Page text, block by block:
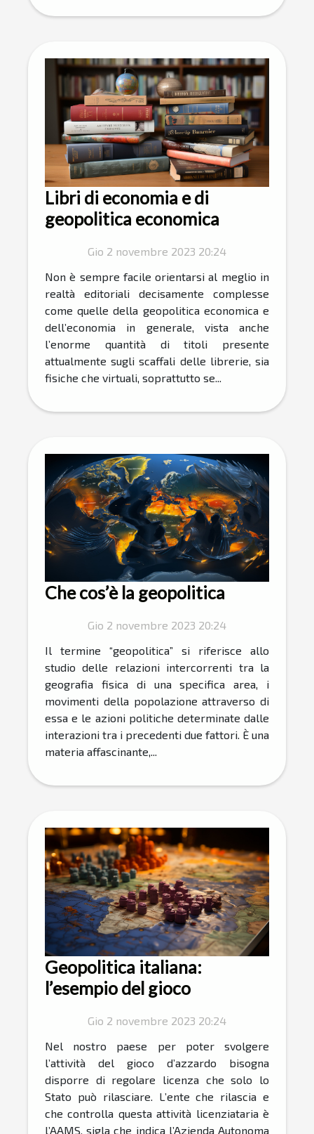
Libri di economia e di
geopolitica economica
Gio 2 novembre 2023 20:24
Non è sempre facile orientarsi al meglio in
realtà editoriali decisamente complesse
come quelle della geopolitica economica e
dell’economia in generale, vista anche
l’enorme quantità di titoli presente
attualmente sugli scaffali delle librerie, sia
fisiche che virtuali, soprattutto se...
Che cos’è la geopolitica
Gio 2 novembre 2023 20:24
Il termine “geopolitica” si riferisce allo
studio delle relazioni intercorrenti tra la
geografia fisica di una specifica area, i
movimenti della popolazione attraverso di
essa e le azioni politiche determinate dalle
interazioni tra i precedenti due fattori. È una
materia affascinante,...
Geopolitica italiana:
l’esempio del gioco
Gio 2 novembre 2023 20:24
Nel nostro paese per poter svolgere
l’attività del gioco d’azzardo bisogna
disporre di regolare licenza che solo lo
Stato può rilasciare. L’ente che rilascia e
che controlla questa attività licenziataria è
l’AAMS, sigla che indica l’Azienda Autonoma